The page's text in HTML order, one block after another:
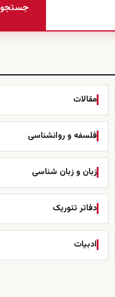
جستجو
مقالات
فلسفه و روانشناسی
زبان و زبان شناسی
دفاتر تئوریک
ادبیات